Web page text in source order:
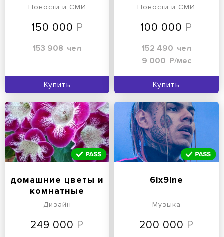
Новости и СМИ
150 000
153 908 чел
Купить
Новости и СМИ
100 000
152 490 чел
9 000 Р/мес
Купить
домашние цветы и
комнатные
растения ❦
Дизайн
249 000
6ix9ine
Музыка
200 000